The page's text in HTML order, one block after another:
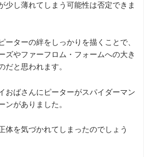
少し薄れてしまう可能性は否定できま
ーターの絆をしっかりを描くことで、
ズやファーフロム・フォームへの大き
だと思われます。
おばさんにピーターがスパイダーマン
ンがありました。
体を気づかれてしまったのでしょう